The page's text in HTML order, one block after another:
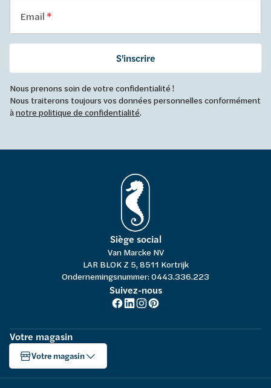
Email
S'inscrire
Nous prenons soin de votre confidentialité !
Nous traiterons toujours vos données personnelles conformément
ànotre politique de confidentialité.
Siège social
Van Marcke NV
LAR BLOK Z 5, 8511 Kortrijk
Ondernemingsnummer: 0443.336.223
Suivez-nous
Votre magasin
Votre magasin